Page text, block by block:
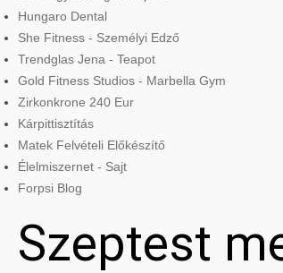
Hungaro Dental
She Fitness - Személyi Edző
Trendglas Jena - Teapot
Gold Fitness Studios - Marbella Gym
Zirkonkrone 240 Eur
Kárpittisztítás
Matek Felvételi Előkészítő
Élelmiszernet - Sajt
Forpsi Blog
Szeptest